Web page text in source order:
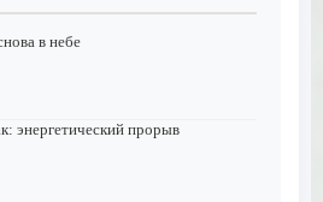
в небе
энергетический прорыв